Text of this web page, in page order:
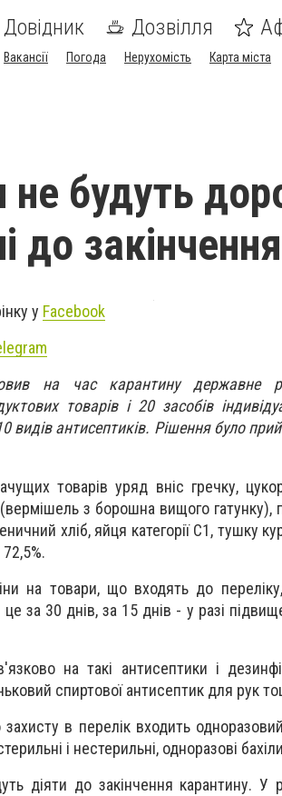
Довідник Дозвілля
Вакансії Погода Нерухомість Карта міста
не будуть
до
у Facebook
на час карантину державне
товарів і 20 засобів
видів антисептиків. Рішення було
товарів уряд вніс гречку,
з борошна вищого гатунку),
хліб, яйця категорії С1, тушку
на товари, що входять до
за 30 днів, за 15 днів - у разі
на такі антисептики і
спиртової антисептик для рук
захисту в перелік входить
і нестерильні, одноразові
діяти до закінчення карантину. У